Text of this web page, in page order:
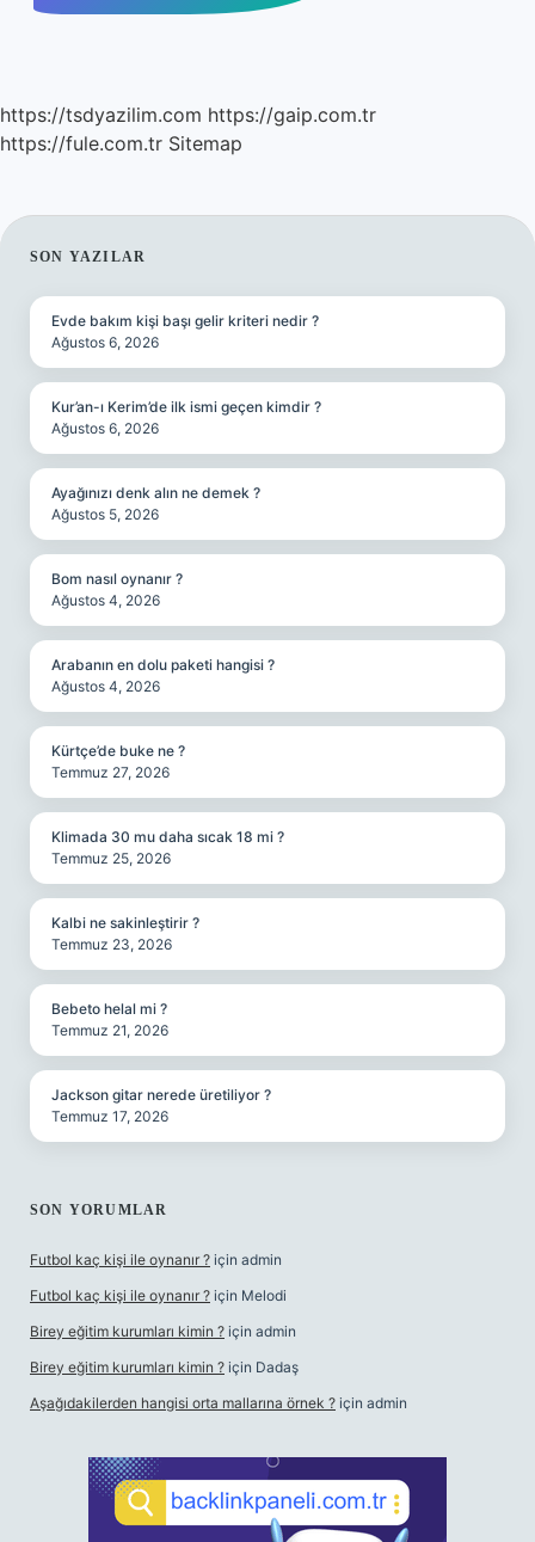
https://tsdyazilim.com https://gaip.com.tr
https://fule.com.tr Sitemap
SIDEBAR
SON YAZILAR
Evde bakım kişi başı gelir kriteri nedir ?
Ağustos 6, 2026
Kur’an-ı Kerim’de ilk ismi geçen kimdir ?
Ağustos 6, 2026
Ayağınızı denk alın ne demek ?
Ağustos 5, 2026
Bom nasıl oynanır ?
Ağustos 4, 2026
Arabanın en dolu paketi hangisi ?
Ağustos 4, 2026
Kürtçe’de buke ne ?
Temmuz 27, 2026
Klimada 30 mu daha sıcak 18 mi ?
Temmuz 25, 2026
Kalbi ne sakinleştirir ?
Temmuz 23, 2026
Bebeto helal mi ?
Temmuz 21, 2026
Jackson gitar nerede üretiliyor ?
Temmuz 17, 2026
SON YORUMLAR
Futbol kaç kişi ile oynanır ? için admin
Futbol kaç kişi ile oynanır ? için Melodi
Birey eğitim kurumları kimin ? için admin
Birey eğitim kurumları kimin ? için Dadaş
Aşağıdakilerden hangisi orta mallarına örnek ? için admin